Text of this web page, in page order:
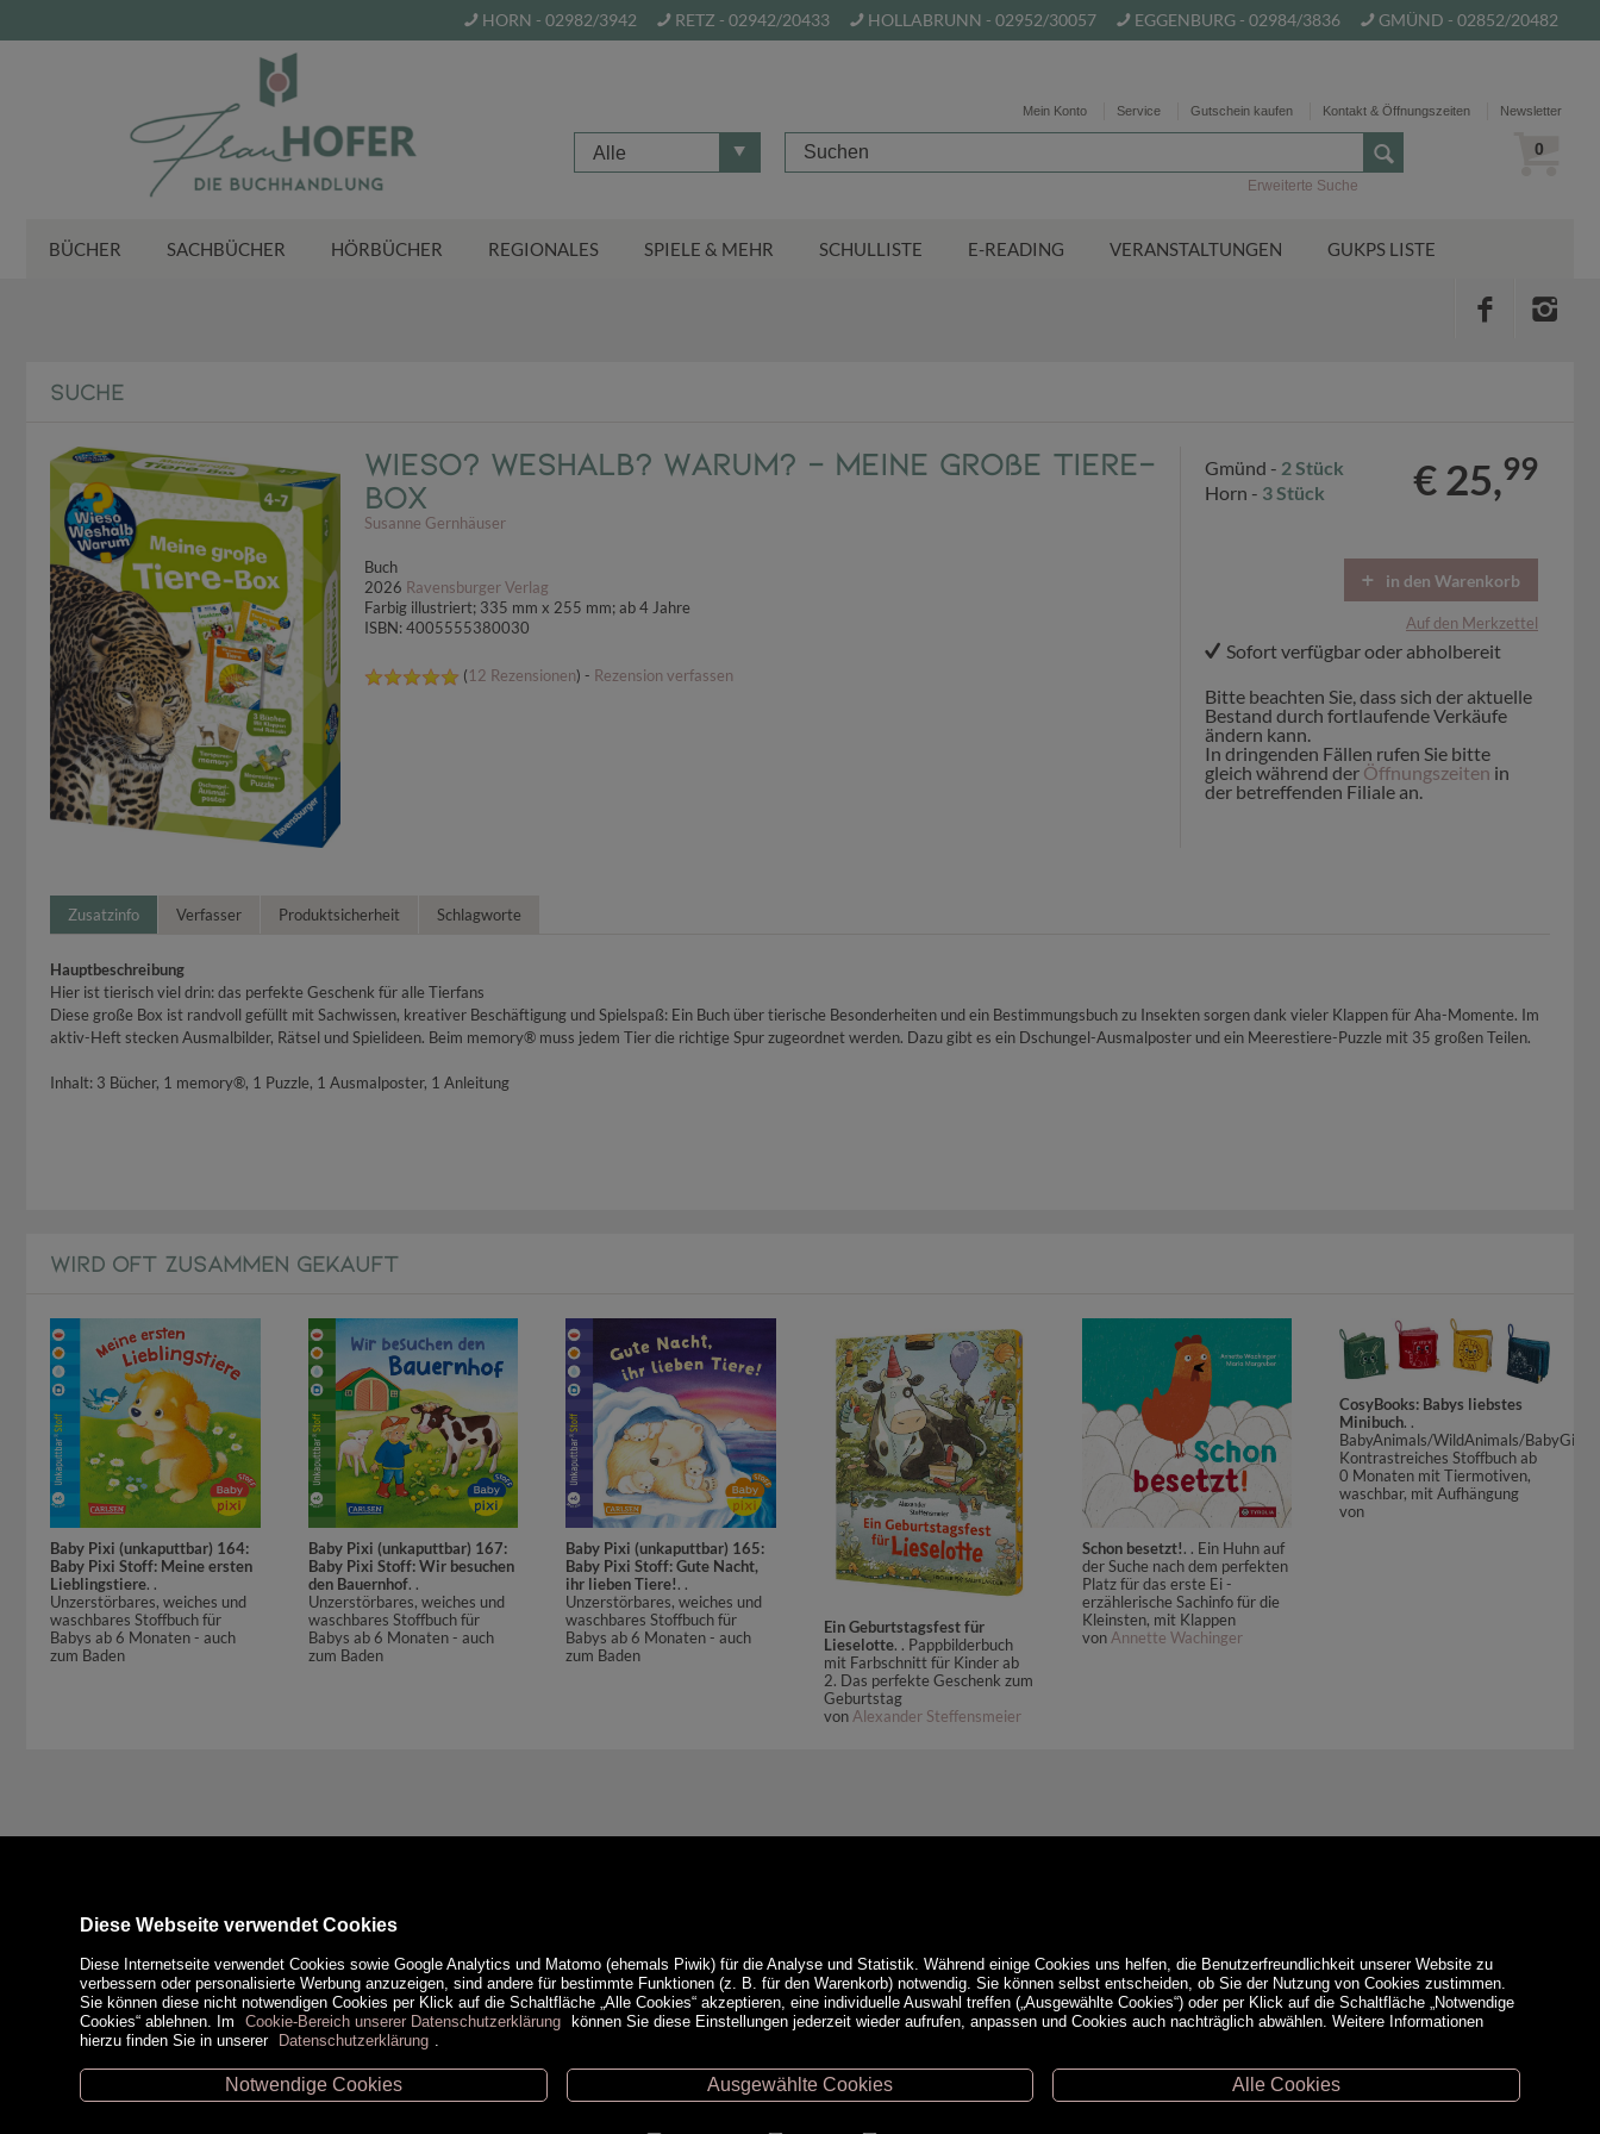
HORN - 02982/3942 RETZ - 02942/20433 HOLLABRUNN - 02952/30057 EGGENBURG - 02984/3836 GMÜND - 02852/20482
Mein Konto Service Gutschein kaufen Kontakt & Öffnungszeiten Newsletter
Alle 0
Erweiterte Suche
BÜCHER SACHBÜCHER HÖRBÜCHER REGIONALES SPIELE & MEHR SCHULLISTE E-READING VERANSTALTUNGEN GUKPS LISTE
SUCHE
Wieso? Weshalb? Warum? - Meine große Tiere-
Box
Susanne Gernhäuser
Buch
2026 Ravensburger Verlag
Farbig illustriert; 335 mm x 255 mm; ab 4 Jahre
ISBN: 4005555380030
(12 Rezensionen) - Rezension verfassen
Gmünd - 2 Stück
Horn - 3 Stück € 25,99
in den Warenkorb
Auf den Merkzettel
Sofort verfügbar oder abholbereit
Bitte beachten Sie, dass sich der aktuelle
Bestand durch fortlaufende Verkäufe
ändern kann.
In dringenden Fällen rufen Sie bitte
gleich während der Öffnungszeiten in
der betreffenden Filiale an.
Zusatzinfo Verfasser Produktsicherheit Schlagworte
Hauptbeschreibung
Hier ist tierisch viel drin: das perfekte Geschenk für alle Tierfans
Diese große Box ist randvoll gefüllt mit Sachwissen, kreativer Beschäftigung und Spielspaß: Ein Buch über tierische Besonderheiten und ein Bestimmungsbuch zu Insekten sorgen dank vieler Klappen für Aha-Momente. Im
aktiv-Heft stecken Ausmalbilder, Rätsel und Spielideen. Beim memory® muss jedem Tier die richtige Spur zugeordnet werden. Dazu gibt es ein Dschungel-Ausmalposter und ein Meerestiere-Puzzle mit 35 großen Teilen.
Inhalt: 3 Bücher, 1 memory®, 1 Puzzle, 1 Ausmalposter, 1 Anleitung
WIRD OFT ZUSAMMEN GEKAUFT
Baby Pixi (unkaputtbar) 164:
Baby Pixi Stoff: Meine ersten
Lieblingstiere. .
Unzerstörbares, weiches und
waschbares Stoffbuch für
Babys ab 6 Monaten - auch
zum Baden
Baby Pixi (unkaputtbar) 167:
Baby Pixi Stoff: Wir besuchen
den Bauernhof. .
Unzerstörbares, weiches und
waschbares Stoffbuch für
Babys ab 6 Monaten - auch
zum Baden
Baby Pixi (unkaputtbar) 165:
Baby Pixi Stoff: Gute Nacht,
ihr lieben Tiere!. .
Unzerstörbares, weiches und
waschbares Stoffbuch für
Babys ab 6 Monaten - auch
zum Baden
Ein Geburtstagsfest für
Lieselotte. . Pappbilderbuch
mit Farbschnitt für Kinder ab
2. Das perfekte Geschenk zum
Geburtstag
vonAlexander Steffensmeier
Schon besetzt!. . Ein Huhn auf
der Suche nach dem perfekten
Platz für das erste Ei -
erzählerische Sachinfo für die
Kleinsten, mit Klappen
vonAnnette Wachinger
CosyBooks: Babys liebstes
Minibuch. .
BabyAnimals/WildAnimals/BabyGirl/
Kontrastreiches Stoffbuch ab
0 Monaten mit Tiermotiven,
waschbar, mit Aufhängung
von
Unsere Öffnungszeiten Zahlungsmethoden Service
Diese Webseite verwendet Cookies
Diese Internetseite verwendet Cookies sowie Google Analytics und Matomo (ehemals Piwik) für die Analyse und Statistik. Während einige Cookies uns helfen, die Benutzerfreundlichkeit unserer Website zu
verbessern oder personalisierte Werbung anzuzeigen, sind andere für bestimmte Funktionen (z. B. für den Warenkorb) notwendig. Sie können selbst entscheiden, ob Sie der Nutzung von Cookies zustimmen.
Sie können diese nicht notwendigen Cookies per Klick auf die Schaltfläche „Alle Cookies“ akzeptieren, eine individuelle Auswahl treffen („Ausgewählte Cookies“) oder per Klick auf die Schaltfläche „Notwendige
Cookies“ ablehnen. Im
Cookie-Bereich unserer Datenschutzerklärung
können Sie diese Einstellungen jederzeit wieder aufrufen, anpassen und Cookies auch nachträglich abwählen. Weitere Informationen
hierzu finden Sie in unserer
Datenschutzerklärung
Notwendige Cookies Ausgewählte Cookies Alle Cookies